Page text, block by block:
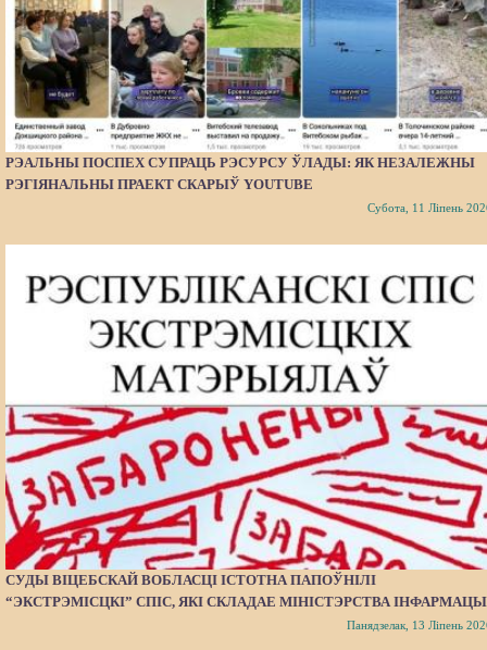
РЭАЛЬНЫ ПОСПЕХ СУПРАЦЬ РЭСУРСУ ЎЛАДЫ: ЯК НЕЗАЛЕЖНЫ
РЭГІЯНАЛЬНЫ ПРАЕКТ СКАРЫЎ YOUTUBE
Субота, 11 Ліпень
СУДЫ ВІЦЕБСКАЙ ВОБЛАСЦІ ІСТОТНА ПАПОЎНІЛІ
“ЭКСТРЭМІСЦКІ” СПІС, ЯКІ СКЛАДАЕ МІНІСТЭРСТВА
Панядзелак, 13 Ліпень